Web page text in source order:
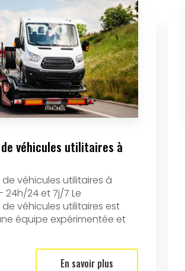
de véhicules utilitaires à
véhicules utilitaires à
24h/24 et 7j/7 Le
véhicules utilitaires est
équipe expérimentée et
En savoir plus